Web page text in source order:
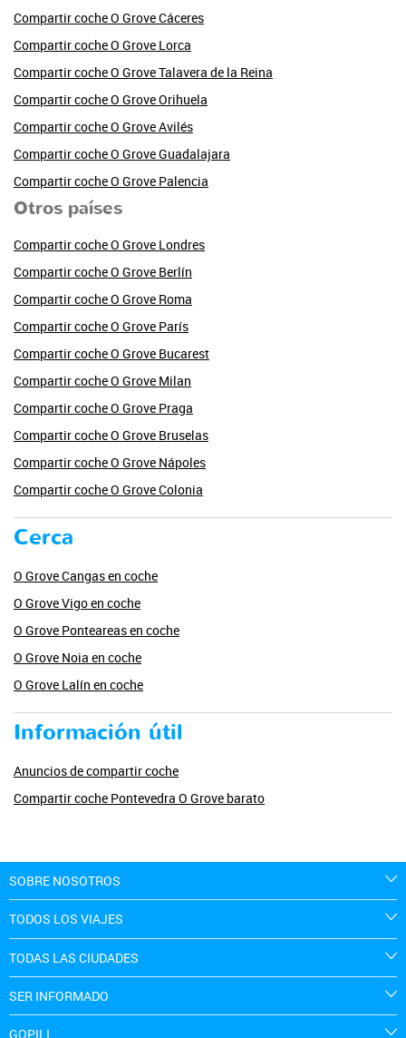
Compartir coche O Grove Cáceres
Compartir coche O Grove Lorca
Compartir coche O Grove Talavera de la Reina
Compartir coche O Grove Orihuela
Compartir coche O Grove Avilés
Compartir coche O Grove Guadalajara
Compartir coche O Grove Palencia
Otros países
Compartir coche O Grove Londres
Compartir coche O Grove Berlín
Compartir coche O Grove Roma
Compartir coche O Grove París
Compartir coche O Grove Bucarest
Compartir coche O Grove Milan
Compartir coche O Grove Praga
Compartir coche O Grove Bruselas
Compartir coche O Grove Nápoles
Compartir coche O Grove Colonia
Cerca
O Grove Cangas en coche
O Grove Vigo en coche
O Grove Ponteareas en coche
O Grove Noia en coche
O Grove Lalín en coche
Información útil
Anuncios de compartir coche
Compartir coche Pontevedra O Grove barato
SOBRE NOSOTROS
TODOS LOS VIAJES
TODAS LAS CIUDADES
SER INFORMADO
GOPILI